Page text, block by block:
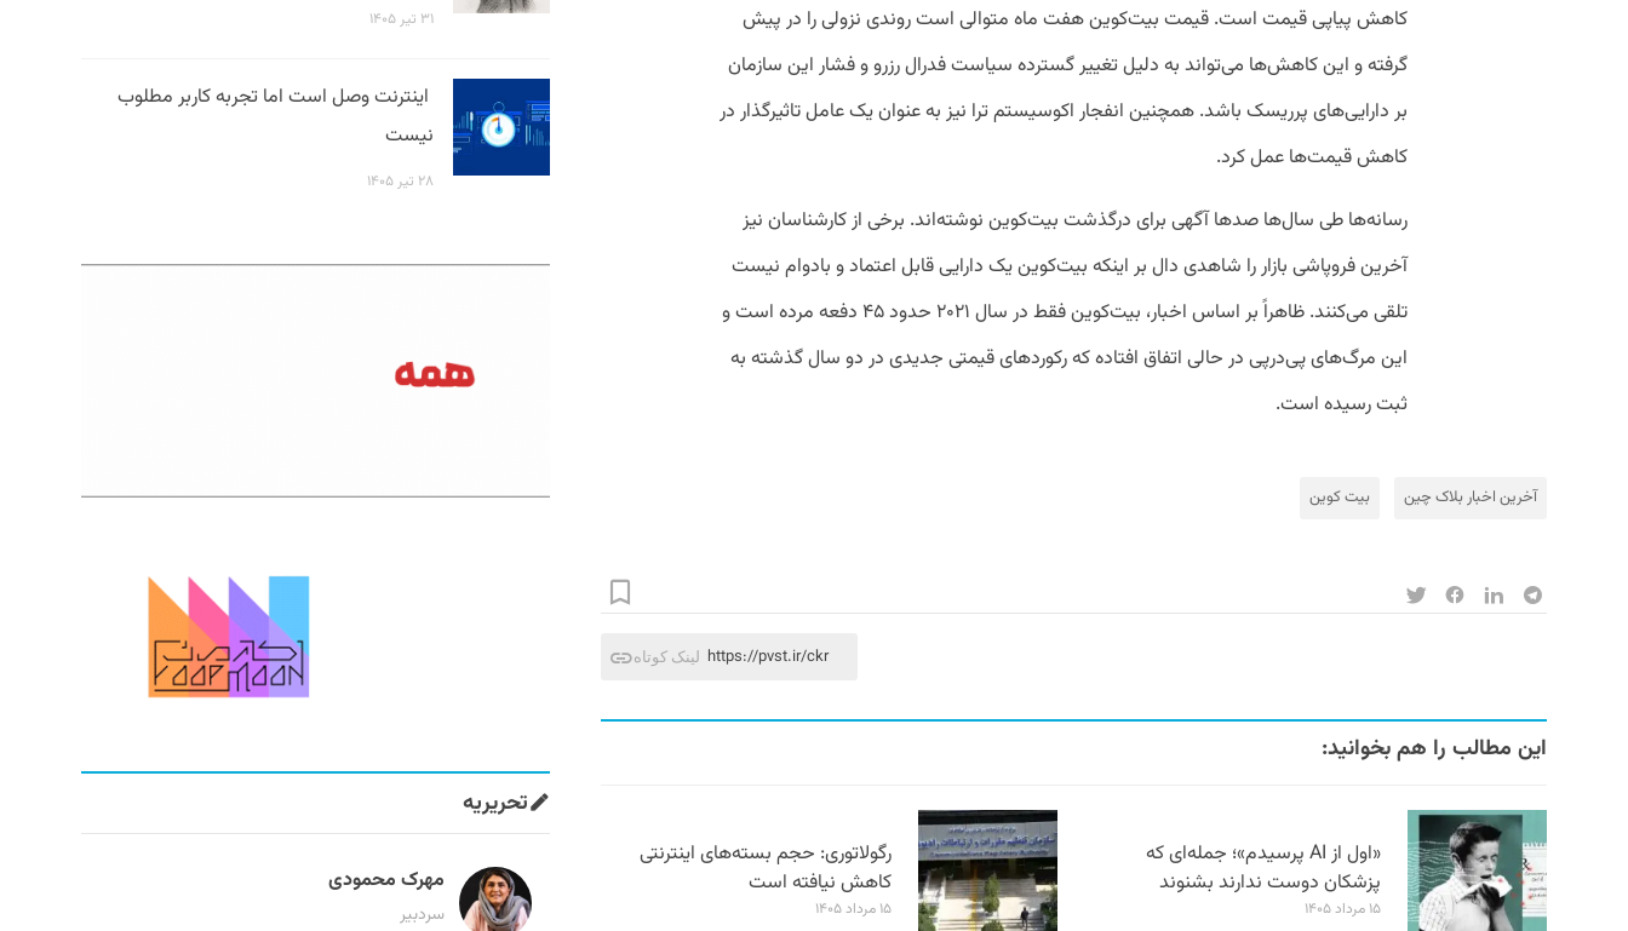
کاهش پیاپی قیمت است. قیمت بیت‌کوین هفت ماه متوالی است روندی نزولی را در پیش
گرفته و این کاهش‌ها می‌تواند به دلیل تغییر گسترده سیاست فدرال رزرو و فشار این سازمان
بر دارایی‌های پرریسک باشد. همچنین انفجار اکوسیستم ترا نیز به‌ عنوان یک عامل تاثیرگذار در
کاهش قیمت‌ها عمل کرد.
رسانه‌ها طی سال‌ها صدها آگهی برای درگذشت بیت‌کوین نوشته‌اند. برخی از کارشناسان نیز
آخرین فروپاشی بازار را شاهدی دال بر اینکه بیت‌کوین یک دارایی قابل اعتماد و بادوام نیست
تلقی می‌کنند. ظاهراً بر اساس اخبار، بیت‌کوین فقط در سال ۲۰۲۱ حدود ۴۵ دفعه مرده است و
این مرگ‌های پی‌درپی در حالی اتفاق افتاده که رکوردهای قیمتی جدیدی در دو سال گذشته به
ثبت رسیده است.
آخرین اخبار بلاک‌ چین بیت کوین
لینک کوتاه https://pvst.ir/ckr
این مطالب را هم بخوانید:
«اول از AI پرسیدم»؛ جمله‌ای که
پزشکان دوست ندارند بشنوند
۱۵ مرداد ۱۴۰۵
رگولاتوری: حجم بسته‌های اینترنتی
کاهش نیافته است
۱۵ مرداد ۱۴۰۵
۳۱ تیر ۱۴۰۵
اینترنت وصل است اما تجربه کاربر مطلوب
نیست
۲۸ تیر ۱۴۰۵
تحریریه
مهرک محمودی
سردبیر